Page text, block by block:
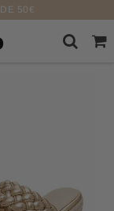
50€